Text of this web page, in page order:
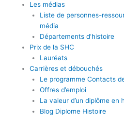
Les médias
Liste de personnes-
média
Départements d’histoire
Prix de la SHC
Lauréats
Carrières et débouchés
Le programme Contacts
Offres d’emploi
La valeur d’un diplôme en
Blog Diplome Histoire